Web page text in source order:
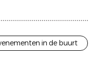
in de buurt